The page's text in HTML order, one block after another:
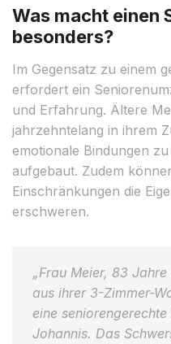
Was macht einen
besonders?
Im Gegensatz zu einem
erfordert ein
und Erfahrung. Ältere
jahrzehntelang in ihrem
emotionale Bindungen
aufgebaut. Zudem
Einschränkungen die
erschweren.
„Frau Meier, 83
aus ihrer 3-Zimmer-
eine
Johannis. Das